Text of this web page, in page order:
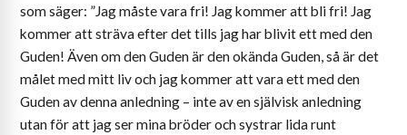
som säger: ”Jag måste vara fri! Jag kommer att bli fri! Jag
kommer att sträva efter det tills jag har blivit ett med den
Guden! Även om den Guden är den okända Guden, så är det
målet med mitt liv och jag kommer att vara ett med den
Guden av denna anledning – inte av en självisk anledning
utan för att jag ser mina bröder och systrar lida runt